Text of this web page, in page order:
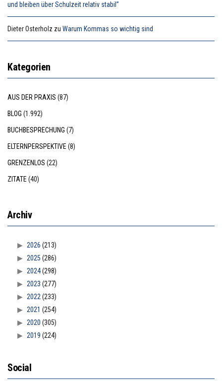
und bleiben über Schulzeit relativ stabil”
Dieter Osterholz zu Warum Kommas so wichtig sind
Kategorien
AUS DER PRAXIS (87)
BLOG (1.992)
BUCHBESPRECHUNG (7)
ELTERNPERSPEKTIVE (8)
GRENZENLOS (22)
ZITATE (40)
Archiv
2026 (213)
2025 (286)
2024(298)
2023 (277)
2022 (233)
2021 (254)
2020 (305)
2019 (224)
Social